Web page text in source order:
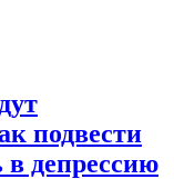
подвести
в депрессию